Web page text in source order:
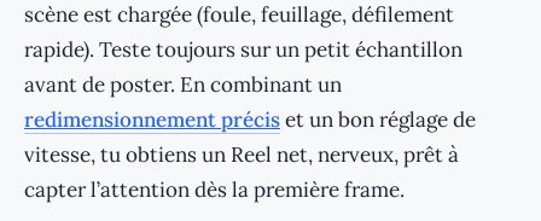
scène est chargée (foule, feuillage, défilement
rapide). Teste toujours sur un petit échantillon
avant de poster. En combinant un
redimensionnement préciset un bon réglage de
vitesse, tu obtiens un Reel net, nerveux, prêt à
capter l’attention dès la première frame.